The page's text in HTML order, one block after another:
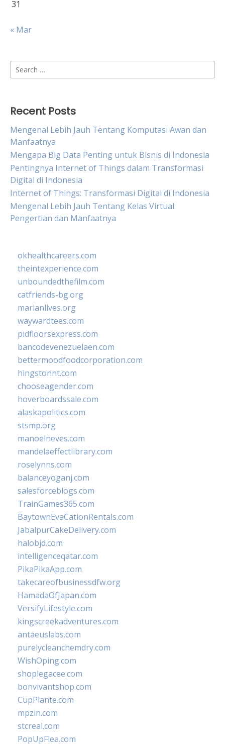
31
« Mar
Search
for:
Recent Posts
Mengenal Lebih Jauh Tentang Komputasi Awan dan
Manfaatnya
Mengapa Big Data Penting untuk Bisnis di Indonesia
Pentingnya Internet of Things dalam Transformasi
Digital di Indonesia
Internet of Things: Transformasi Digital di Indonesia
Mengenal Lebih Jauh Tentang Kelas Virtual:
Pengertian dan Manfaatnya
okhealthcareers.com
theintexperience.com
unboundedthefilm.com
catfriends-bg.org
marianlives.org
waywardtees.com
pidfloorsexpress.com
bancodevenezuelaen.com
bettermoodfoodcorporation.com
hingstonnt.com
chooseagender.com
hoverboardssale.com
alaskapolitics.com
stsmp.org
manoelneves.com
mandelaeffectlibrary.com
roselynns.com
balanceyoganj.com
salesforceblogs.com
TrainGames365.com
BaytownEvaCationRentals.com
JabalpurCakeDelivery.com
halobjd.com
intelligenceqatar.com
PikaPikaApp.com
takecareofbusinessdfw.org
HamadaOfJapan.com
VersifyLifestyle.com
kingscreekadventures.com
antaeuslabs.com
purelycleanchemdry.com
WishOping.com
shoplegacee.com
bonvivantshop.com
CupPlante.com
mpzin.com
stcreal.com
PopUpFlea.com